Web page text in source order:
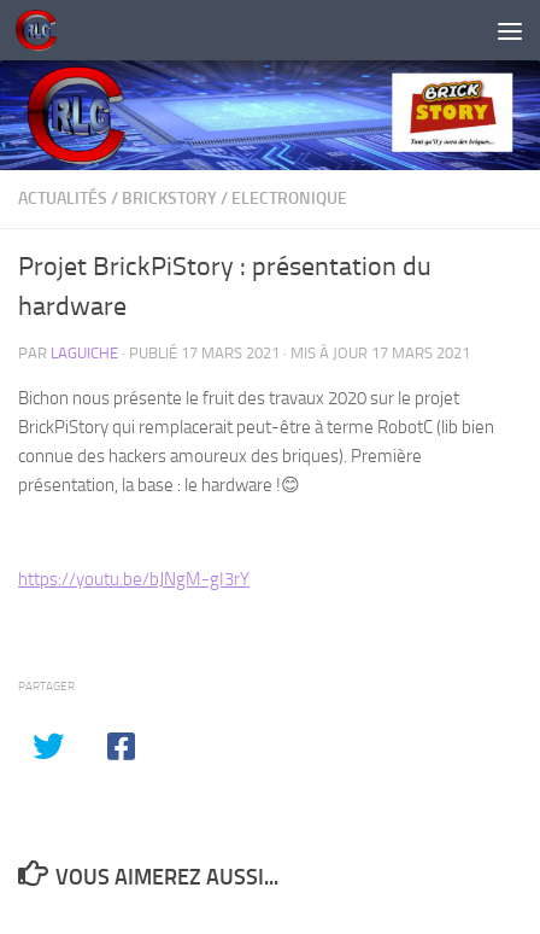
Skip to content
ACTUALITÉS / BRICKSTORY/ ELECTRONIQUE
Projet BrickPiStory : présentation du
hardware
PAR LAGUICHE · PUBLIÉ 17 MARS 2021 · MIS À JOUR 17 MARS 2021
Bichon nous présente le fruit des travaux 2020 sur le projet
BrickPiStory qui remplacerait peut-être à terme RobotC (lib bien
connue des hackers amoureux des briques). Première
présentation, la base : le hardware !😊
https://youtu.be/bJNgM-gI3rY
PARTAGER
VOUS AIMEREZ AUSSI...